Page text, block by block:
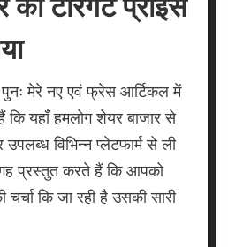
मेरे नए एवं फ्रेस आर्टिकल में
यहाँ हमलोग शेयर बाजार से
विभिन्न प्लेटफार्म से ली
प्रस्तुत करते हैं कि आपको
कि जा रही है उसकी सारी